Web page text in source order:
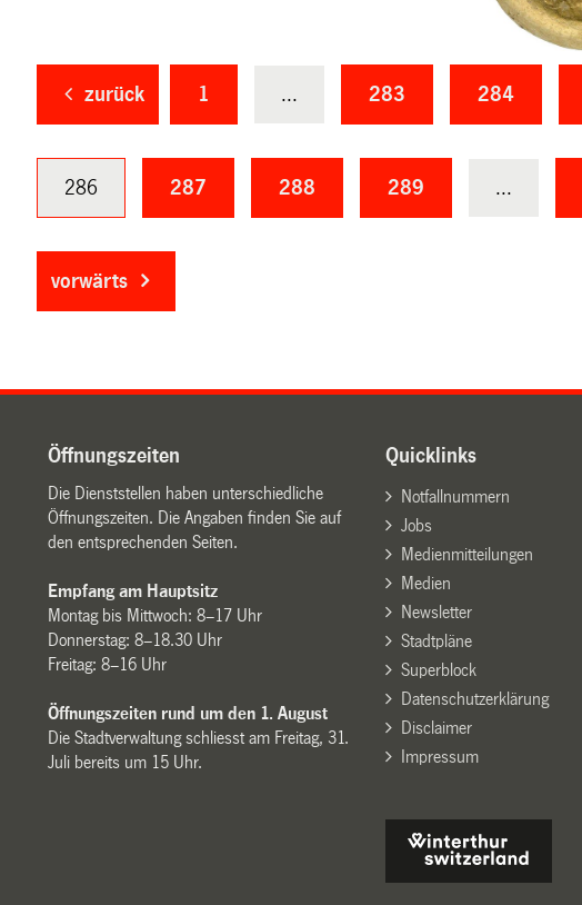
zurück 1 ... 283 284
286 287 288 289 ...
vorwärts
Öffnungszeiten
Die Dienststellen haben unterschiedliche
Öffnungszeiten. Die Angaben finden Sie auf
den entsprechenden Seiten.
Empfang am Hauptsitz
Montag bis Mittwoch: 8–17 Uhr
Donnerstag: 8–18.30 Uhr
Freitag: 8–16 Uhr
Öffnungszeiten rund um den 1. August
Die Stadtverwaltung schliesst am Freitag, 31.
Juli bereits um 15 Uhr.
Quicklinks
Notfallnummern
Jobs
Medienmitteilungen
Medien
Newsletter
Stadtpläne
Superblock
Datenschutzerklärung
Disclaimer
Impressum